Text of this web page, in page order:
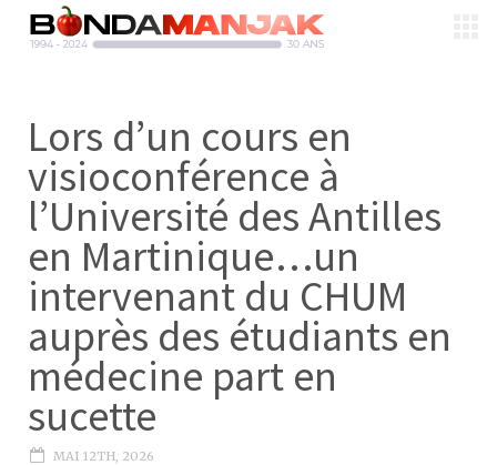
Lors d’un cours en
visioconférence à
l’Université des Antilles
en Martinique…un
intervenant du CHUM
auprès des étudiants en
médecine part en
sucette
MAI 12TH, 2026